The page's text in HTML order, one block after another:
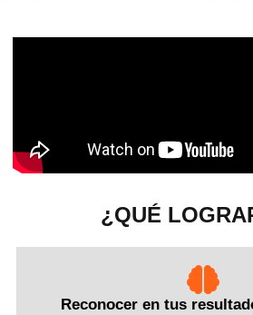
¿QUÉ
Reconocer en tus